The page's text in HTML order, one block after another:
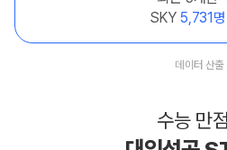
SKY 5,731명
데이터 산출
수능 만